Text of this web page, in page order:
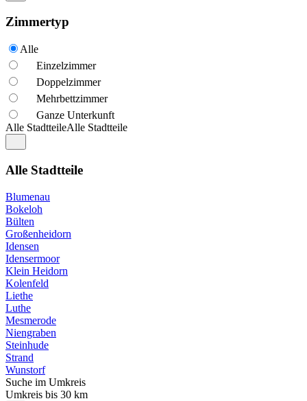
Zimmertyp
Alle
Einzelzimmer
Doppelzimmer
Mehrbettzimmer
Ganze Unterkunft
Alle StadtteileAlle Stadtteile
Alle Stadtteile
Blumenau
Bokeloh
Bülten
Großenheidorn
Idensen
Idensermoor
Klein Heidorn
Kolenfeld
Liethe
Luthe
Mesmerode
Niengraben
Steinhude
Strand
Wunstorf
Suche im Umkreis
Umkreis bis 30 km